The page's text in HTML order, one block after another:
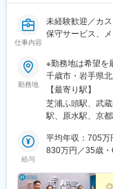
仕事内容
未経験歓迎／カ
保守サービス、
勤務地
※勤務地は希望を
千歳市・岩手県
他募集拠点＞・
（川崎区）・神
富山県魚津市・
分市◎将来的には
使う機会も多く
ートがあります
【最寄り駅】
芝浦ふ頭駅、武
駅、原水駅、京
安善駅、新魚津
四日市駅、大須
給与
平均年収：705万
830万円／35歳
◎